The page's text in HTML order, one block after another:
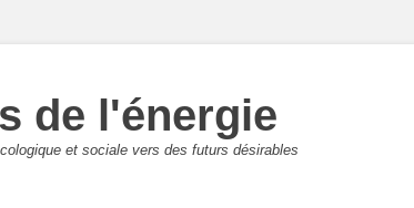
de l'énergie
et sociale vers des futurs désirables